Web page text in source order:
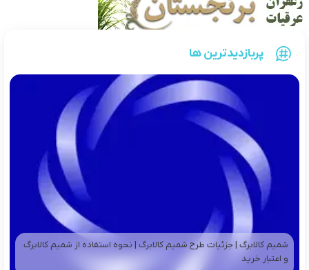
پربازدیدترین ها
شمیم کالابرگ | جزئیات طرح شمیم کالابرگ | نحوه استفاده از شمیم کالابرگ
و اعتبار خرید